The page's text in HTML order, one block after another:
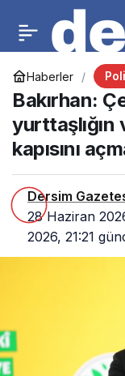
Haberler
Bakırhan:
yurttaşlığın
kapısını
Dersim
28 Haziran
2026, 21:21